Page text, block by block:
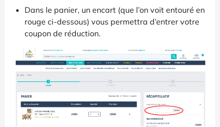
Dans le panier, un encart (que l’on voit entouré en
rouge ci-dessous) vous permettra d’entrer votre
coupon de réduction.